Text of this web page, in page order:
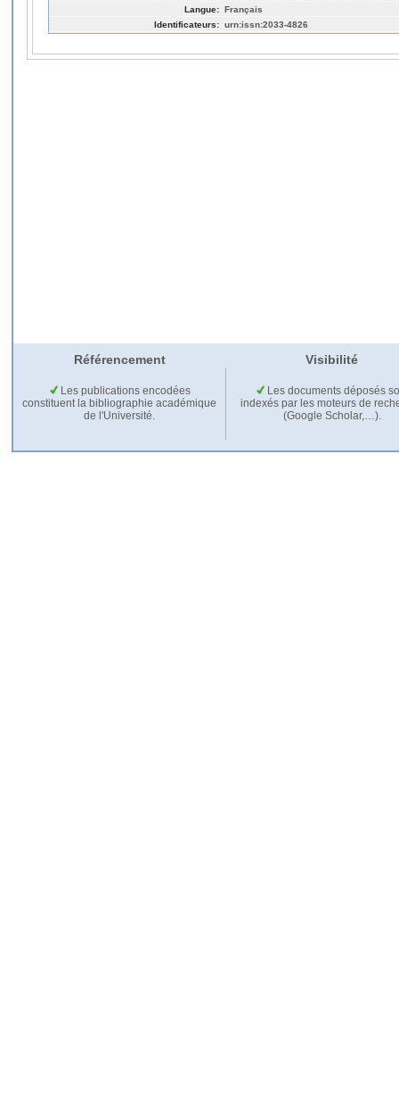
Langue: Français
Identificateurs: urn:issn:2033-4826
Référencement Visibilité
Les publications encodées
constituent la bibliographie académique
de l'Université.
Les documents déposés
indexés par les moteurs de
(Google Scholar,…).